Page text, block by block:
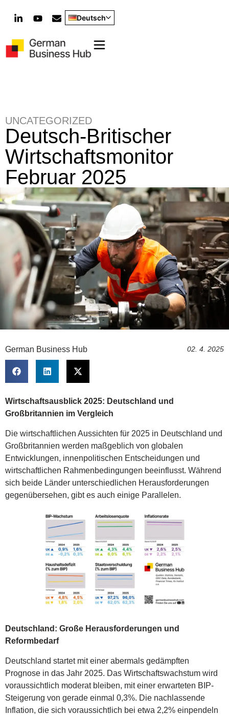
Deutsch
UNCATEGORIZED
Deutsch-Britischer
Wirtschaftsmonitor
Februar 2025
German Business Hub 02. 4. 2025
Wirtschaftsausblick 2025: Deutschland und
Großbritannien im Vergleich
Die wirtschaftlichen Aussichten für 2025 in Deutschland und
Großbritannien werden maßgeblich von globalen
Entwicklungen, innenpolitischen Entscheidungen und
wirtschaftlichen Rahmenbedingungen beeinflusst. Während
sich beide Länder unterschiedlichen Herausforderungen
gegenübersehen, gibt es auch einige Parallelen.
Deutschland: Große Herausforderungen und
Reformbedarf
Deutschland startet mit einer abermals gedämpften
Prognose in das Jahr 2025. Das Wirtschaftswachstum wird
voraussichtlich moderat bleiben, mit einer erwarteten BIP-
Steigerung von gerade einmal 0,3%. Die nachlassende
Inflation, die sich voraussichtlich bei etwa 2,2% einpendeln